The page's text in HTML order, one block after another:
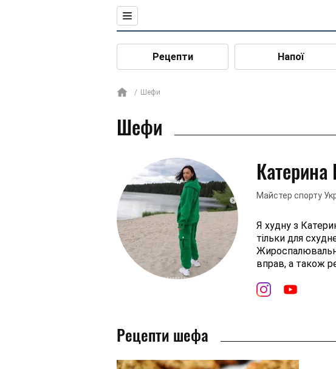
Рецепти Напої
Шефи
Шефи
Майстер спорту
Я худну з
тільки для
вправ, а також
Рецепти шефа